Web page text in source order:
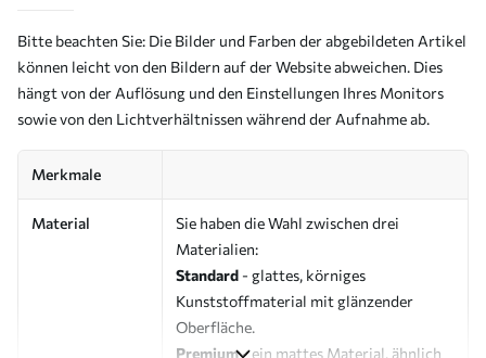
Bitte beachten Sie: Die Bilder und Farben der abgebildeten Artikel
können leicht von den Bildern auf der Website abweichen. Dies
hängt von der Auflösung und den Einstellungen Ihres Monitors
sowie von den Lichtverhältnissen während der Aufnahme ab.
Merkmale
Material
Sie haben die Wahl zwischen drei
Materialien:
Standard - glattes, körniges
Kunststoffmaterial mit glänzender
Oberfläche.
Premium- ein mattes Material, ähnlich